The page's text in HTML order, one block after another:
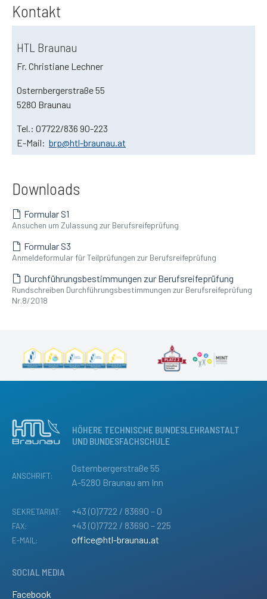
Kontakt
HTL Braunau
Fr. Christiane Lechner
Osternbergerstraße 55
5280 Braunau
Tel.: 07722/836 90-223
E-Mail: brp@htl-braunau.at
Downloads
Formular S1
Ansuchen um Zulassung zur Berufsreifeprüfung
Formular S3
Anmeldeformular für Teilprüfungen zur Berufsreifeprüfung
Durchführungsbestimmungen zur Berufsreifeprüfung
Rundschreiben Durchführungsbestimmungen zur Berufsreifeprüfung
Nr.8/2018
HÖHERE TECHNISCHE BUNDESLEHRANSTALT
UND BUNDESFACHSCHULE
ANSCHRIFT:
Osternbergerstraße 55
A-5280 Braunau am Inn
SEKRETARIAT: +43 (0)7722 / 83690 – 0
FAX: +43 (0)7722 / 83690 – 225
E-MAIL: office@htl-braunau.at
SOCIAL MEDIA
Facebook